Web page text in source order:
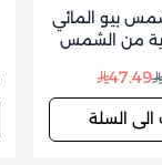
بيو المائي
من الشمس
47.49
السلة